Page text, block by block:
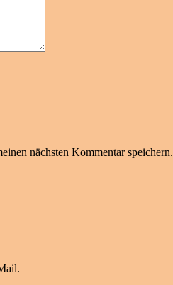
nächsten Kommentar speichern.